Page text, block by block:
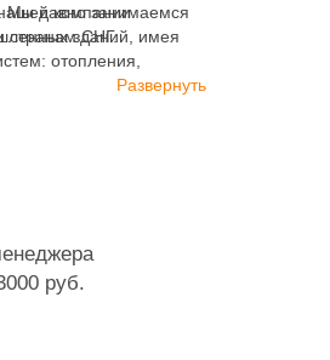
Мы давно занимаемся
зданий, имея
отопления,
компании
странам СНГ.
Развернуть
руб.